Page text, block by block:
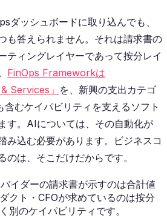
ダッシュボードに取り込んでも、
も答えられません。それは請求書の
ティングレイヤーであって按分レイ
FinOps Frameworkは
Services」 を、新興の支出カテゴ
むケイパビリティを支えるソフト
す。AIについては、その自動化が
み込む必要があります。ビジネスコ
のは、そこだけだからです。
イダーの請求書が示すのは合計値
クト・CFOが求めているのは按分
別のケイパビリティです。